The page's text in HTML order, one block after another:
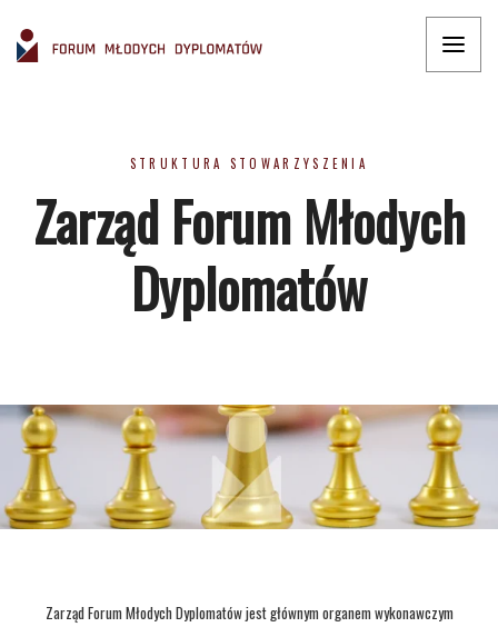
STRUKTURA STOWARZYSZENIA
Zarząd Forum Młodych
Dyplomatów
Zarząd Forum Młodych Dyplomatów jest głównym organem wykonawczym